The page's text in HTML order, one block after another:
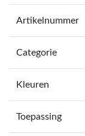
Artikelnummer
Categorie
Kleuren
Toepassing